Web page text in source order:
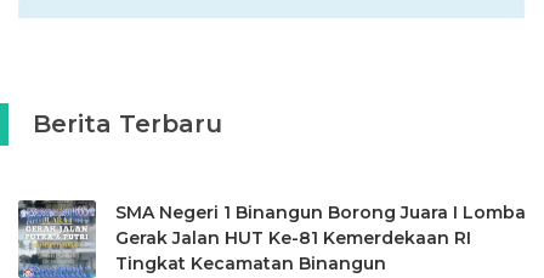
Berita Terbaru
SMA Negeri 1 Binangun Borong Juara I Lomba
Gerak Jalan HUT Ke-81 Kemerdekaan RI
Tingkat Kecamatan Binangun